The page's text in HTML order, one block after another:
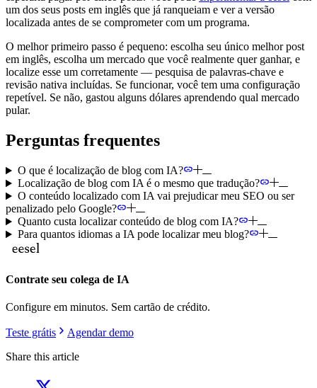
um dos seus posts em inglês que já ranqueiam e ver a versão
localizada antes de se comprometer com um programa.
O melhor primeiro passo é pequeno: escolha seu único melhor post
em inglês, escolha um mercado que você realmente quer ganhar, e
localize esse um corretamente — pesquisa de palavras-chave e
revisão nativa incluídas. Se funcionar, você tem uma configuração
repetível. Se não, gastou alguns dólares aprendendo qual mercado
pular.
Perguntas frequentes
O que é localização de blog com IA?
Localização de blog com IA é o mesmo que tradução?
O conteúdo localizado com IA vai prejudicar meu SEO ou ser
penalizado pelo Google?
Quanto custa localizar conteúdo de blog com IA?
Para quantos idiomas a IA pode localizar meu blog?
Contrate seu colega de IA
Configure em minutos. Sem cartão de crédito.
Teste grátis
Agendar demo
Share this article